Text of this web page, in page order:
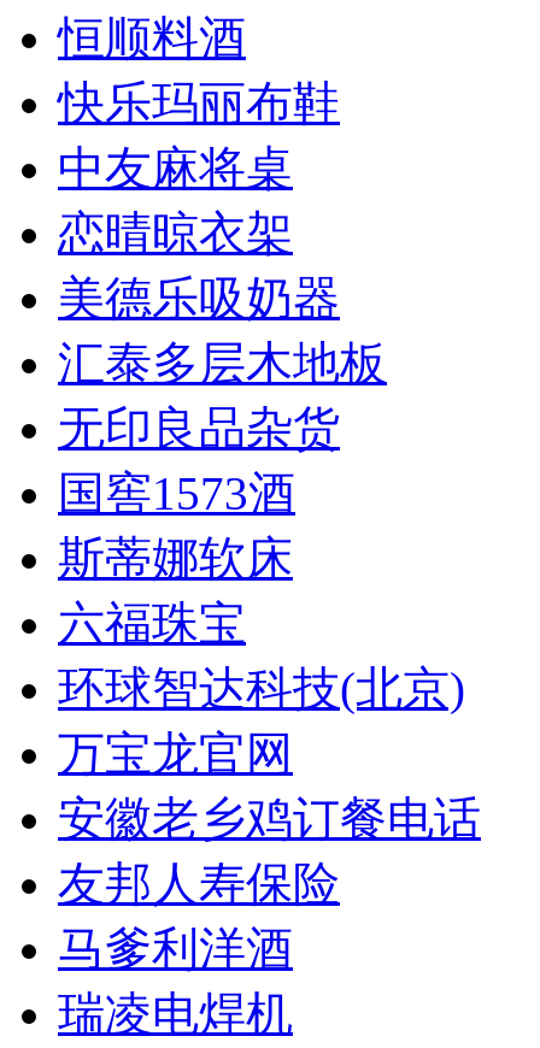
恒顺料酒
快乐玛丽布鞋
中友麻将桌
恋晴晾衣架
美德乐吸奶器
汇泰多层木地板
无印良品杂货
国窖1573酒
斯蒂娜软床
六福珠宝
环球智达科技(北京)
万宝龙官网
安徽老乡鸡订餐电话
友邦人寿保险
马爹利洋酒
瑞凌电焊机